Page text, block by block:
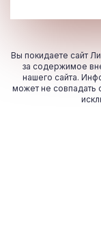
Вы покидаете сайт
за содержимое
нашего сайта.
может не совпадать